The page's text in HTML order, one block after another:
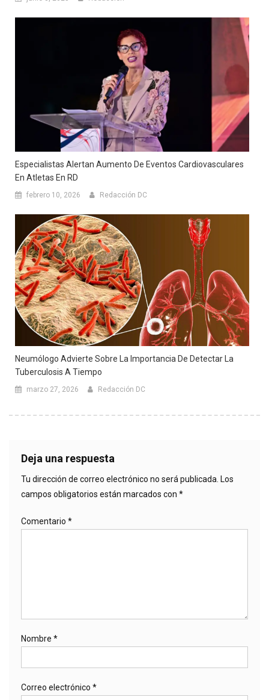
Especialistas Alertan Aumento De Eventos Cardiovasculares
En Atletas En RD
febrero 10, 2026 Redacción DC
Neumólogo Advierte Sobre La Importancia De Detectar La
Tuberculosis A Tiempo
marzo 27, 2026 Redacción DC
Deja una respuesta
Tu dirección de correo electrónico no será publicada. Los
campos obligatorios están marcados con *
Comentario *
Nombre *
Correo electrónico *